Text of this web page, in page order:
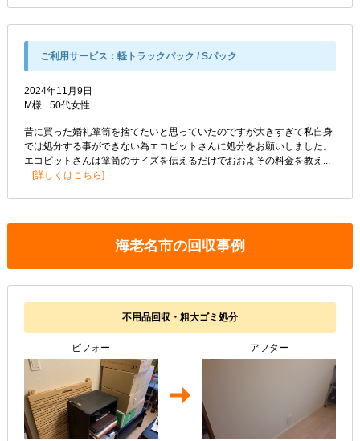
ご利用サービス： 軽トラックパック / Sパック
2024年11月9日
M様
50代女性
昔に買った婚礼箪笥を捨てたいと思っていたのですが大きすぎて私自身
では処分する事ができない為エコピットさんに処分をお願いしました。
エコピットさんは箪笥のサイズを伝えるだけでおおよその料金を教え...
詳しくはこちら
海老名市の回収事例
不用品回収・粗大ゴミ処分
ビフォー アフター